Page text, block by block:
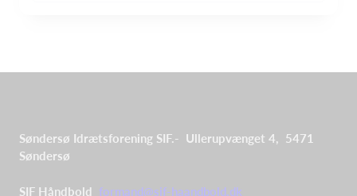
Søndersø Idrætsforening SIF.- Ullerupvænget 4, 5471
Søndersø
SIF Håndbold formand@sif-haandbold.dk